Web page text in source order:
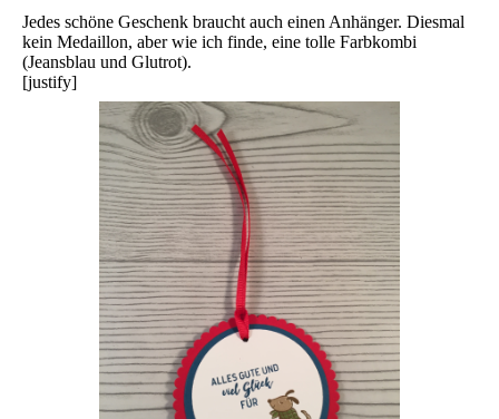
Jedes schöne Geschenk braucht auch einen Anhänger. Diesmal
kein Medaillon, aber wie ich finde, eine tolle Farbkombi
(Jeansblau und Glutrot).
[justify]